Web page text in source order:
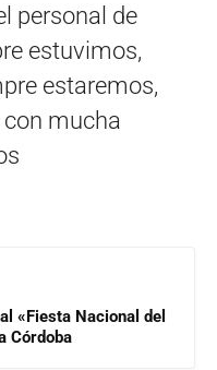
personal de
estuvimos,
estaremos,
con mucha
«Fiesta Nacional del
Córdoba